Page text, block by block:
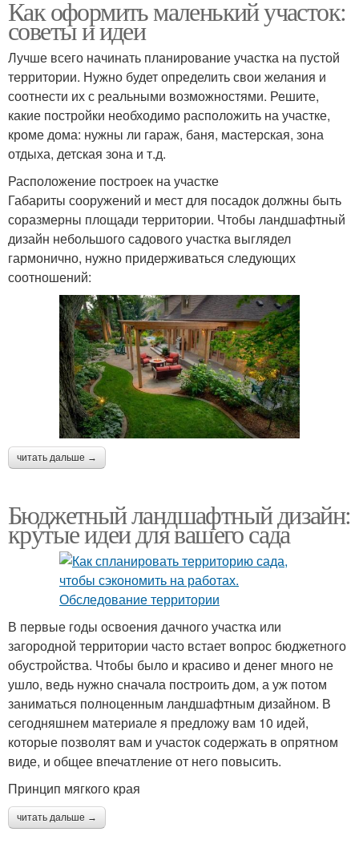
Как оформить маленький участок:
советы и идеи
Лучше всего начинать планирование участка на пустой
территории. Нужно будет определить свои желания и
соотнести их с реальными возможностями. Решите,
какие постройки необходимо расположить на участке,
кроме дома: нужны ли гараж, баня, мастерская, зона
отдыха, детская зона и т.д.
Расположение построек на участке
Габариты сооружений и мест для посадок должны быть
соразмерны площади территории. Чтобы ландшафтный
дизайн небольшого садового участка выглядел
гармонично, нужно придерживаться следующих
соотношений:
читать дальше →
Бюджетный ландшафтный дизайн:
крутые идеи для вашего сада
В первые годы освоения дачного участка или
загородной территории часто встает вопрос бюджетного
обустройства. Чтобы было и красиво и денег много не
ушло, ведь нужно сначала построить дом, а уж потом
заниматься полноценным ландшафтным дизайном. В
сегодняшнем материале я предложу вам 10 идей,
которые позволят вам и участок содержать в опрятном
виде, и общее впечатление от него повысить.
Принцип мягкого края
читать дальше →